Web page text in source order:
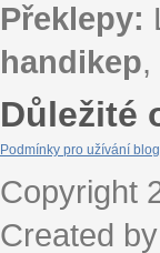
Překlepy:
handikep,
Důležité
Podmínky pro užívání
Copyright
Created by